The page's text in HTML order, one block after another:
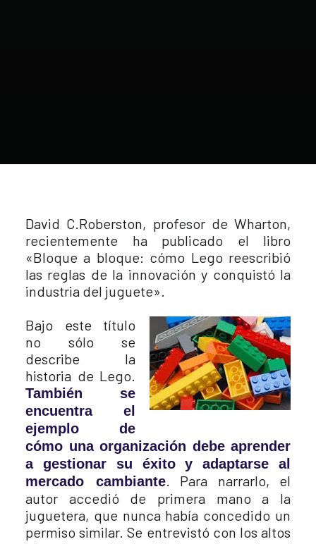
David C.Roberston, profesor de Wharton,
recientemente ha publicado el libro
«Bloque a bloque: cómo Lego reescribió
las reglas de la innovación y conquistó la
industria del juguete».
Bajo este título
no sólo se
describe la
historia de Lego.
También se
encuentra el
ejemplo de
cómo una organización debe aprender
a gestionar su éxito y adaptarse al
mercado cambiante. Para narrarlo, el
autor accedió de primera mano a la
juguetera, que nunca había concedido un
permiso similar. Se entrevistó con los altos